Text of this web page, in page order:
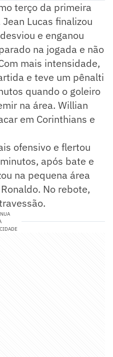
terço da primeira
Lucas finalizou
e enganou
na jogada e não
mais intensidade,
e teve um pênalti
quando o goleiro
na área. Willian
em Corinthians e
ofensivo e flertou
após bate e
na pequena área
No rebote,